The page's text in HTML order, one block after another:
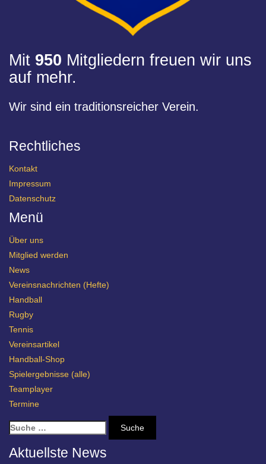
Mit 950 Mitgliedern freuen wir uns
auf mehr.
Wir sind ein traditionsreicher Verein.
Rechtliches
Kontakt
Impressum
Datenschutz
Menü
Über uns
Mitglied werden
News
Vereinsnachrichten (Hefte)
Handball
Rugby
Tennis
Vereinsartikel
Handball-Shop
Spielergebnisse (alle)
Teamplayer
Termine
S
u
c
Aktuellste News